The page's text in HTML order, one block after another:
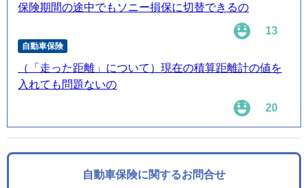
保険期間の途中でもソニー損保に切替できるの
13
自動車保険
（「走った距離」について）現在の積算距離計の値を
入れても問題ないの
20
自動車保険に関するお問合せ